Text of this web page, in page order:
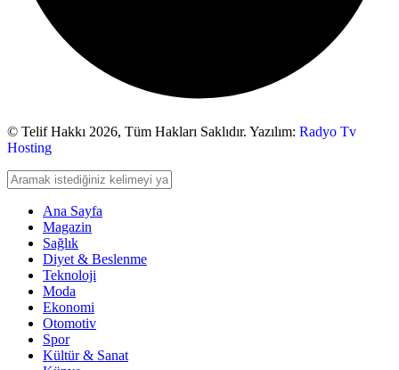
© Telif Hakkı 2026, Tüm Hakları Saklıdır. Yazılım: Radyo Tv
Hosting
Ana Sayfa
Magazin
Sağlık
Diyet & Beslenme
Teknoloji
Moda
Ekonomi
Otomotiv
Spor
Kültür & Sanat